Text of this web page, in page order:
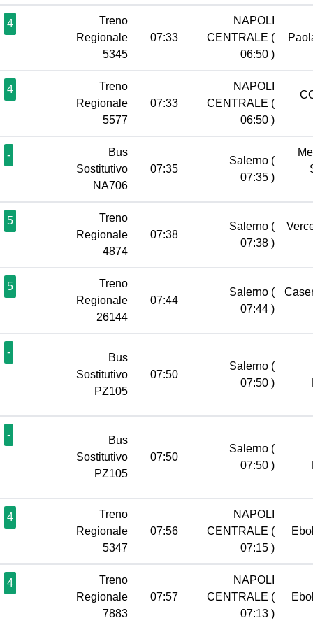
4
Treno
Regionale
5345
07:33
NAPOLI
CENTRALE (
06:50 )
4
Treno
Regionale
5577
07:33
NAPOLI
CENTRALE (
06:50 )
-
Bus
Sostitutivo
NA706
07:35
Salerno (
07:35 )
5
Treno
Regionale
4874
07:38
Salerno (
07:38 )
5
Treno
Regionale
26144
07:44
Salerno (
07:44 )
-
Bus
Sostitutivo
PZ105
07:50
Salerno (
07:50 )
-
Bus
Sostitutivo
PZ105
07:50
Salerno (
07:50 )
4
Treno
Regionale
5347
07:56
NAPOLI
CENTRALE (
07:15 )
4
Treno
Regionale
7883
07:57
NAPOLI
CENTRALE (
07:13 )